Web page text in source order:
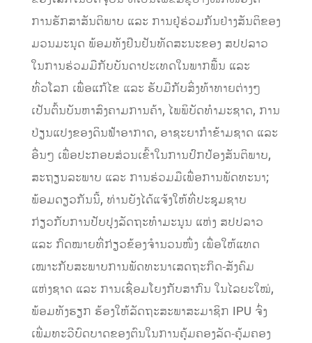
ການຮັກສາສັນຕິພາບ ແລະ ການຢູ່ຮ່ວມກັນຢ່າງສັນຕິຂອງ
ມວນມະນຸດ ພ້ອມທັງຢືນຢັນທັດສະນະຂອງ ສປປລາວ
ໃນການຮ່ວມມືກັບບັນດາປະເທດໃນພາກພື້ນ ແລະ
ທົ່ວໂລກ ເພື່ອແກ້ໄຂ ແລະ ຮັບມືກັບສິ່ງທ້າທາຍຕ່າງໆ
ເປັນຕົ້ນບັນຫາສົງຄາມການຄ້າ, ໄພພິບັດທຳມະຊາດ, ການ
ປ່ຽນແປງຂອງດິນຟ້າອາກາດ, ອາຊະຍາກຳຂ້າມຊາດ ແລະ
ອື່ນໆ ເພື່ອປະກອບສ່ວນເຂົ້າໃນການປົກປ້ອງສັນຕິພາບ,
ສະຖຽນລະພາບ ແລະ ການຮ່ວມມືເພື່ອການພັດທະນາ;
ພ້ອມດຽວກັນນີ້, ທ່ານຍັງໄດ້ແຈ້ງໃຫ້ທີ່ປະຊຸມຊາບ
ກ່ຽວກັບການປັບປຸງລັດຖະທຳມະນູນ ແຫ່ງ ສປປລາວ
ແລະ ກົດໝາຍທີ່ກ່ຽວຂ້ອງຈຳນວນໜຶ່ງ ເພື່ອໃຫ້ແທດ
ເໝາະກັບສະພາບການພັດທະນາເສດຖະກິດ-ສັງຄົມ
ແຫ່ງຊາດ ແລະ ການເຊື່ອມໂຍງກັບສາກົນ ໃນໄລຍະໃໝ່,
ພ້ອມທັງຮຽກ ຮ້ອງໃຫ້ລັດຖະສະພາສະມາຊິກ IPU ຈົ່ງ
ເພີ່ມທະວີບົດບາດຂອງຕົນໃນການຄຸ້ມຄອງລັດ-ຄຸ້ມຄອງ